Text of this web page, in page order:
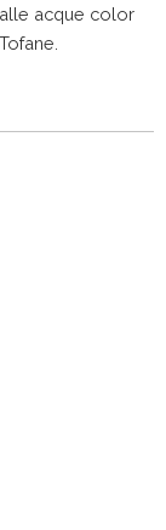
acque color